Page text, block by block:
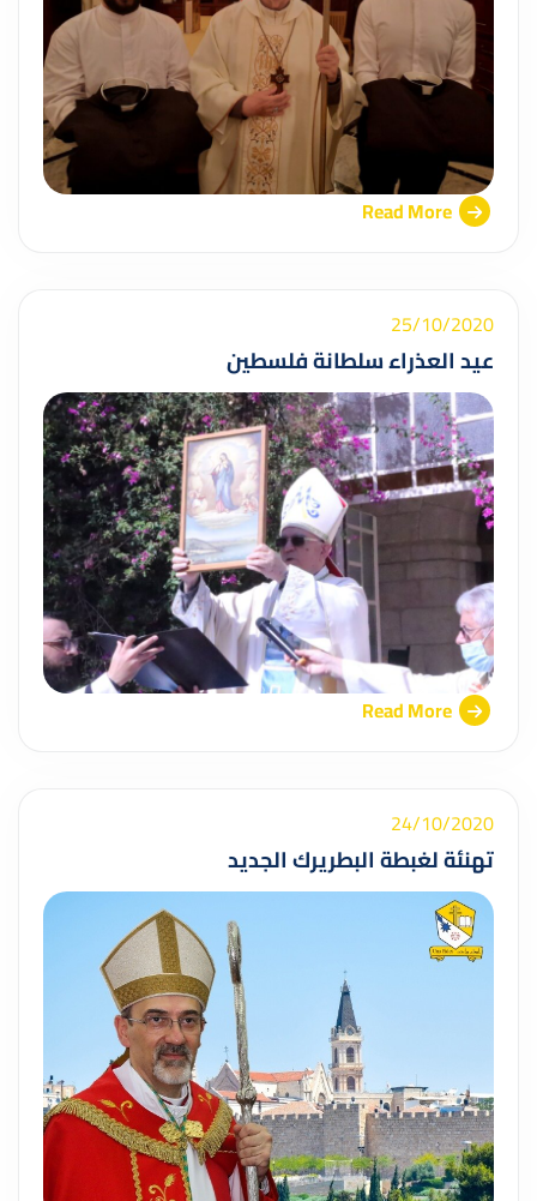
Read More
25/10/2020
عيد العذراء سلطانة فلسطين
Read More
24/10/2020
تهنئة لغبطة البطريرك الجديد